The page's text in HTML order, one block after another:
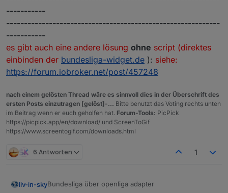
-----------
------------------------------------------------------------
-----------
es gibt auch eine andere lösung ohne script (direktes
einbinden der bundesliga-widget.de ): siehe:
https://forum.iobroker.net/post/457248
nach einem gelösten Thread wäre es sinnvoll dies in der Überschrift des
ersten Posts einzutragen [gelöst]-... Bitte benutzt das Voting rechts unten
im Beitrag wenn er euch geholfen hat. Forum-Tools: PicPick
https://picpick.app/en/download/ und ScreenToGif
https://www.screentogif.com/downloads.html
6 Antworten 1
liv-in-skyBundesliga über openliga adapter